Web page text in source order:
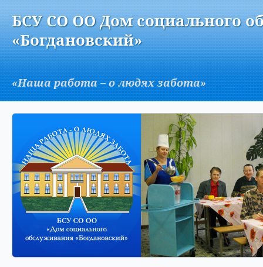
AБСУ СО ОО Дом социального
«Богдановский»
«Наша работа – о людях забота»